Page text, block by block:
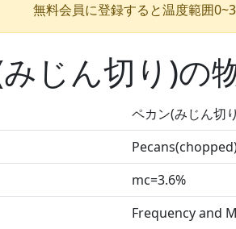
無料会員に登録すると温度範囲
じん切り)の
ペカン(みじん切
mc=3.6%
Frequency and